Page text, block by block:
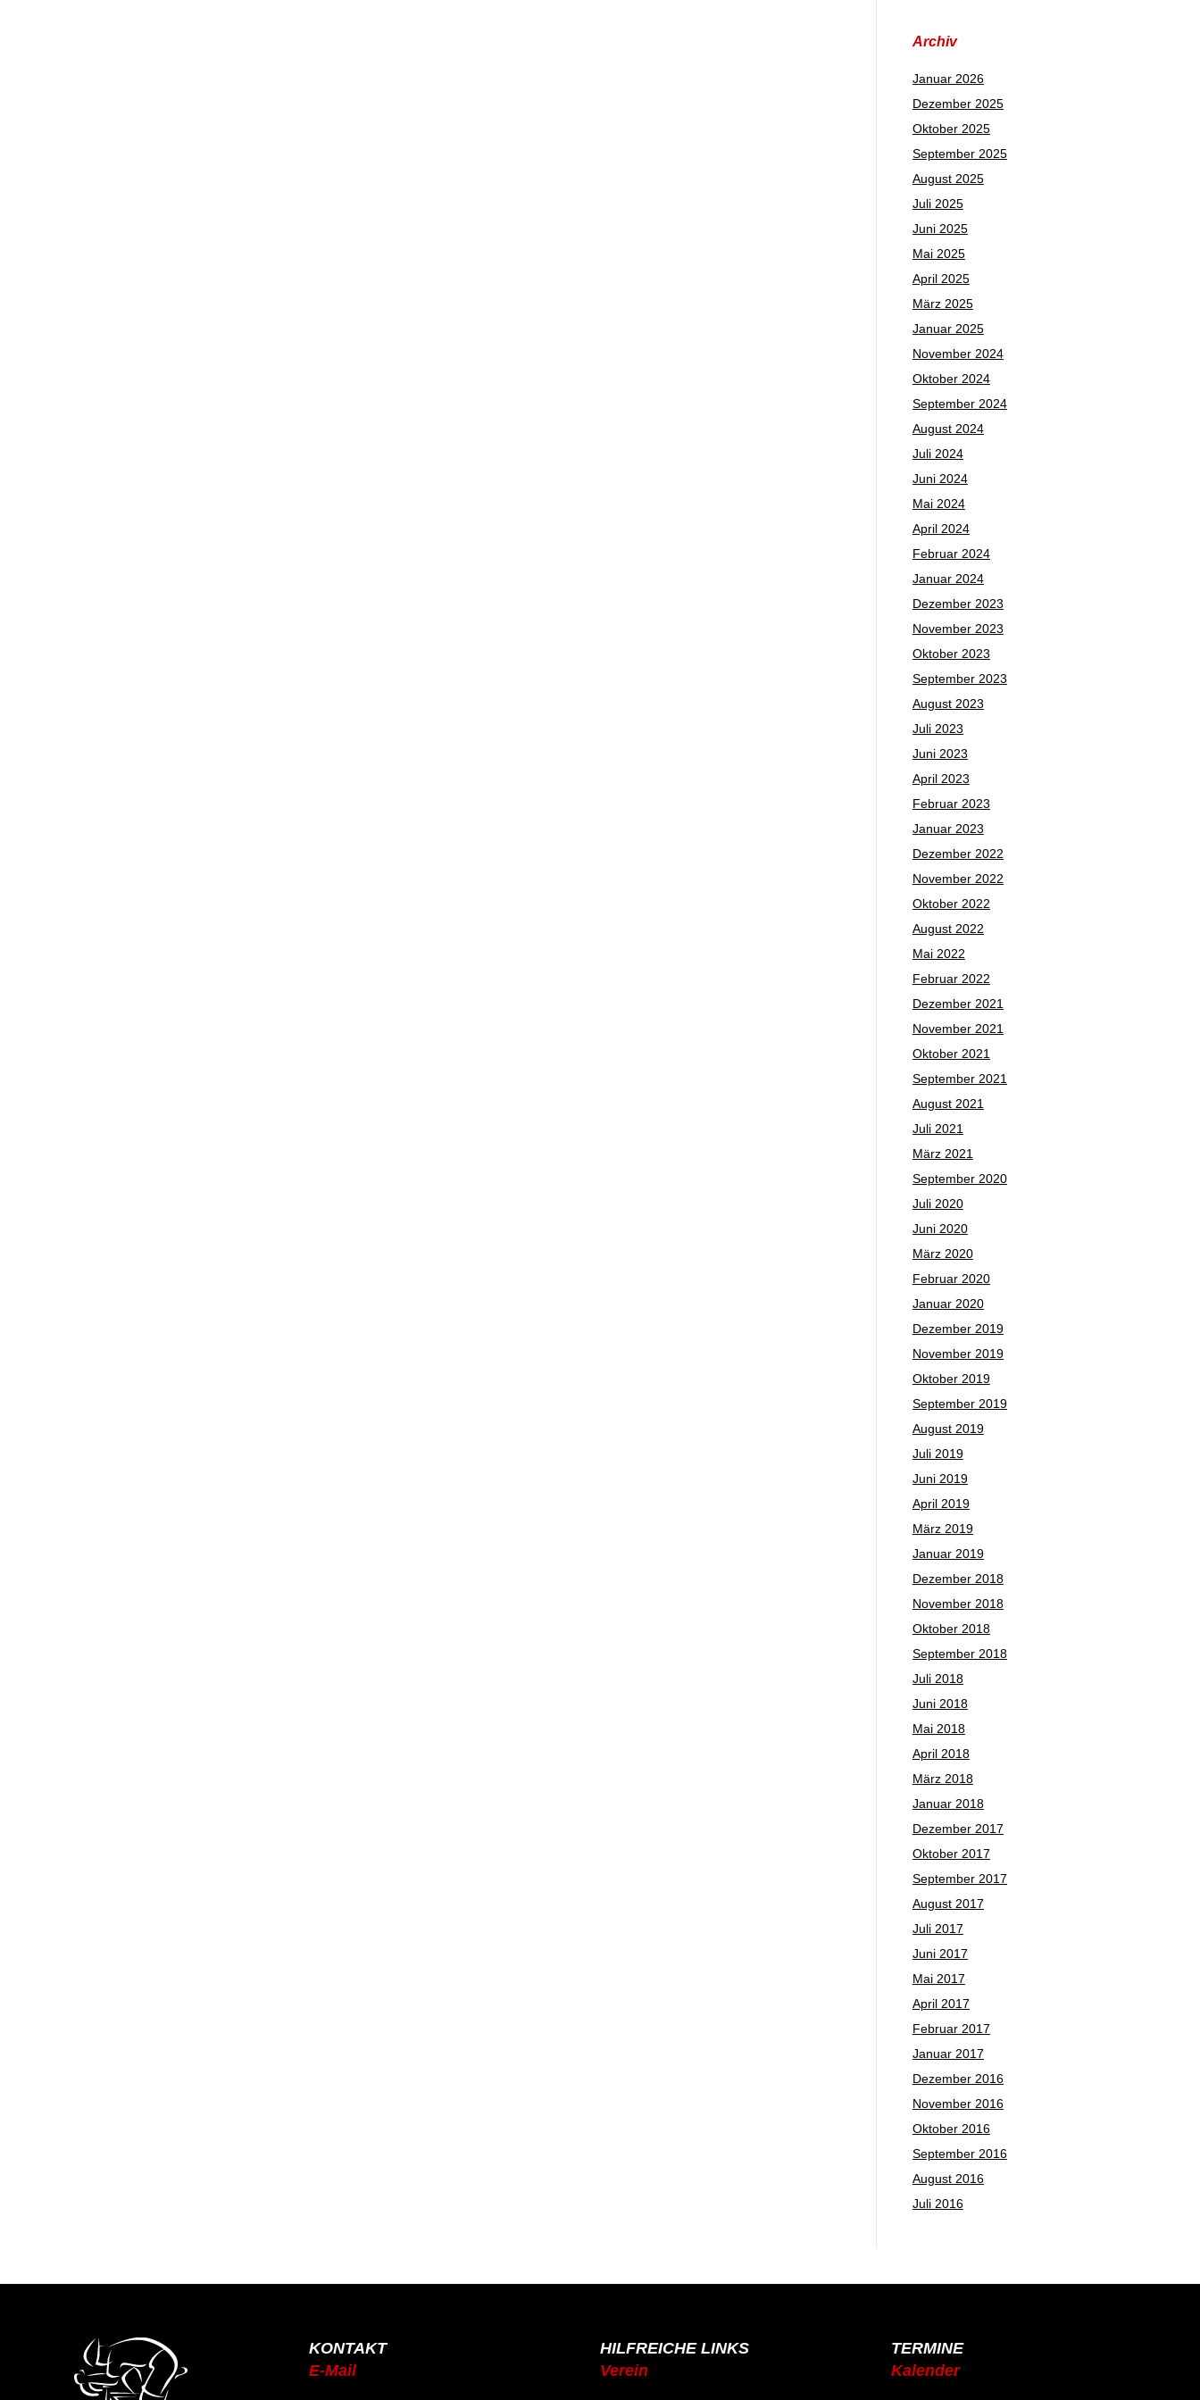
Archiv
Januar 2026
Dezember 2025
Oktober 2025
September 2025
August 2025
Juli 2025
Juni 2025
Mai 2025
April 2025
März 2025
Januar 2025
November 2024
Oktober 2024
September 2024
August 2024
Juli 2024
Juni 2024
Mai 2024
April 2024
Februar 2024
Januar 2024
Dezember 2023
November 2023
Oktober 2023
September 2023
August 2023
Juli 2023
Juni 2023
April 2023
Februar 2023
Januar 2023
Dezember 2022
November 2022
Oktober 2022
August 2022
Mai 2022
Februar 2022
Dezember 2021
November 2021
Oktober 2021
September 2021
August 2021
Juli 2021
März 2021
September 2020
Juli 2020
Juni 2020
März 2020
Februar 2020
Januar 2020
Dezember 2019
November 2019
Oktober 2019
September 2019
August 2019
Juli 2019
Juni 2019
April 2019
März 2019
Januar 2019
Dezember 2018
November 2018
Oktober 2018
September 2018
Juli 2018
Juni 2018
Mai 2018
April 2018
März 2018
Januar 2018
Dezember 2017
Oktober 2017
September 2017
August 2017
Juli 2017
Juni 2017
Mai 2017
April 2017
Februar 2017
Januar 2017
Dezember 2016
November 2016
Oktober 2016
September 2016
August 2016
Juli 2016
KONTAKT
E-Mail
HILFREICHE LINKS
Verein
TERMINE
Kalender